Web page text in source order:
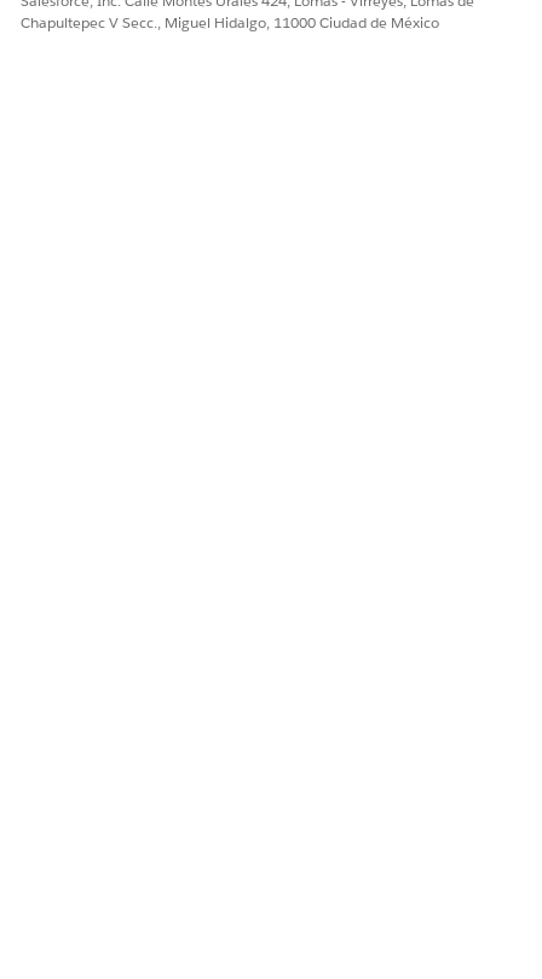
Sí No
Chapultepec V Secc., Miguel Hidalgo, 11000 Ciudad de México